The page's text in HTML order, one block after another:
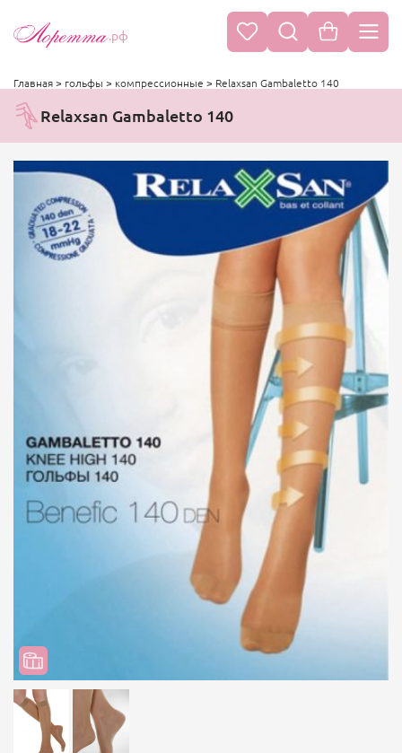
.рф
Главная> гольфы > компрессионные > Relaxsan Gambaletto 140
Relaxsan Gambaletto 140